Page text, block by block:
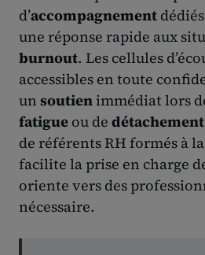
d’accompagnement
une réponse rapide aux
burnout. Les cellules
accessibles en toute
un soutienimmédiat lors
fatigue ou de détachement
de référents RH formés à la
facilite la prise en charge
oriente vers des
nécessaire.